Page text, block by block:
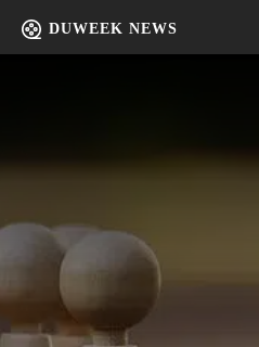
DUWEEK NEWS